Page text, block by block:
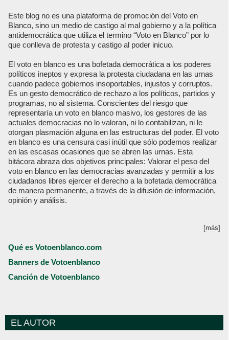
Este blog no es una plataforma de promoción del Voto en
Blanco, sino un medio de castigo al mal gobierno y a la política
antidemocrática que utiliza el termino “Voto en Blanco” por lo
que conlleva de protesta y castigo al poder inicuo.
El voto en blanco es una bofetada democrática a los poderes
políticos ineptos y expresa la protesta ciudadana en las urnas
cuando padece gobiernos insoportables, injustos y corruptos.
Es un gesto democrático de rechazo a los políticos, partidos y
programas, no al sistema. Conscientes del riesgo que
representaría un voto en blanco masivo, los gestores de las
actuales democracias no lo valoran, ni lo contabilizan, ni le
otorgan plasmación alguna en las estructuras del poder. El voto
en blanco es una censura casi inútil que sólo podemos realizar
en las escasas ocasiones que se abren las urnas. Esta
bitácora abraza dos objetivos principales: Valorar el peso del
voto en blanco en las democracias avanzadas y permitir a los
ciudadanos libres ejercer el derecho a la bofetada democrática
de manera permanente, a través de la difusión de información,
opinión y análisis.
[más]
Qué es Votoenblanco.com
Banners de Votoenblanco
Canción de Votoenblanco
EL AUTOR